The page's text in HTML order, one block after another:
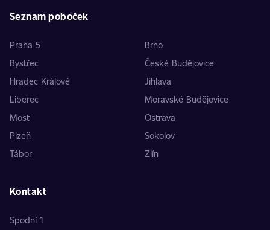
Seznam poboček
Praha 5
Brno
Bystřec
České Budějovice
Hradec Králové
Jihlava
Liberec
Moravské Budějovice
Most
Ostrava
Plzeň
Sokolov
Tábor
Zlín
Kontakt
Spodní 1